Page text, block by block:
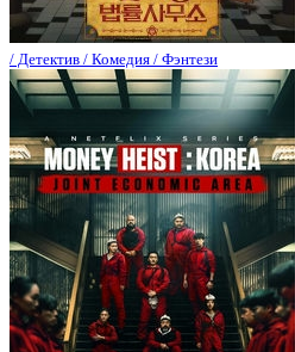
/ Детектив / Комедия / Фэнтези